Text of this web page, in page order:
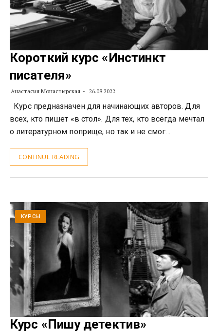
Короткий курс «Инстинкт
писателя»
Анастасия Монастырская 26.08.2022
Курс предназначен для начинающих авторов. Для
всех, кто пишет «в стол». Для тех, кто всегда мечтал
о литературном поприще, но так и не смог…
CONTINUE READING
КУРСЫ
Курс «Пишу детектив»